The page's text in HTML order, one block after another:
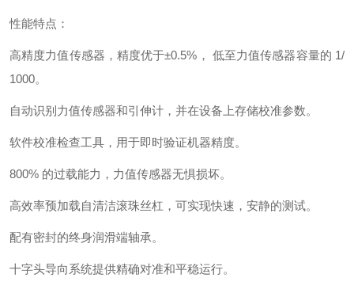
性能特点：
高精度力值传感器，精度优于±0.5%， 低至力值传感器容量的 1/
1000。
自动识别力值传感器和引伸计，并在设备上存储校准参数。
软件校准检查工具，用于即时验证机器精度。
800% 的过载能力，力值传感器无惧损坏。
高效率预加载自清洁滚珠丝杠，可实现快速，安静的测试。
配有密封的终身润滑端轴承。
十字头导向系统提供精确对准和平稳运行。